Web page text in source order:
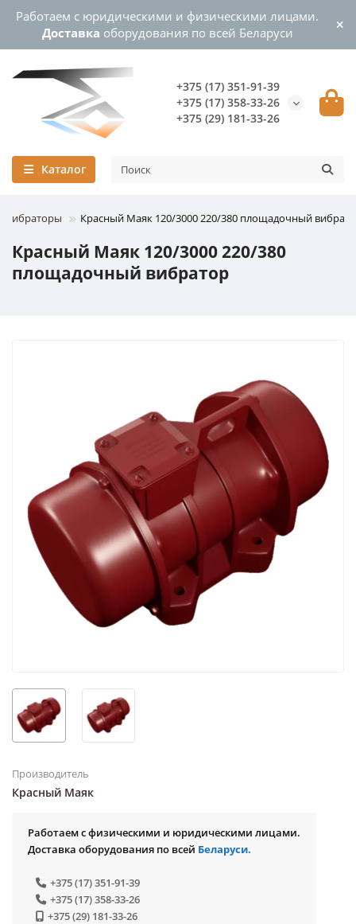
Работаем с юридическими и физическими лицами.
Доставка оборудования по всей Беларуси
+375 (17) 351-91-39
+375 (17) 358-33-26
+375 (29) 181-33-26
Каталог
вибраторы Красный Маяк 120/3000 220/380 площадочный
Красный Маяк 120/3000 220/380
площадочный вибратор
Производитель
Красный Маяк
Работаем с физическими и юридическими лицами.
Доставка оборудования по всей Беларуси.
+375 (17) 351-91-39
+375 (17) 358-33-26
+375 (29) 181-33-26